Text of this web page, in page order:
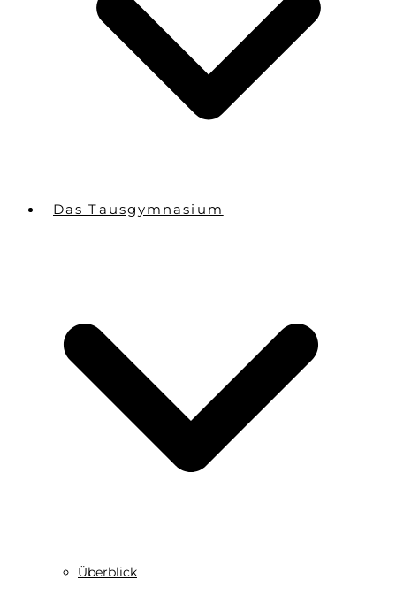
Das Tausgymnasium
Überblick